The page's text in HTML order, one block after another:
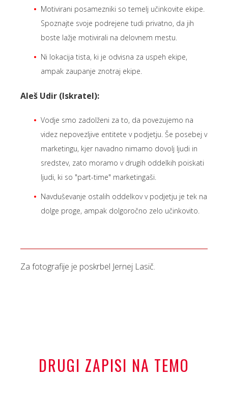
Motivirani posamezniki so temelj učinkovite ekipe.
Spoznajte svoje podrejene tudi privatno, da jih
boste lažje motivirali na delovnem mestu.
Ni lokacija tista, ki je odvisna za uspeh ekipe,
ampak zaupanje znotraj ekipe.
Aleš Udir (Iskratel):
Vodje smo zadolženi za to, da povezujemo na
videz nepovezljive entitete v podjetju. Še posebej v
marketingu, kjer navadno nimamo dovolj ljudi in
sredstev, zato moramo v drugih oddelkih poiskati
ljudi, ki so "part-time" marketingaši.
Navduševanje ostalih oddelkov v podjetju je tek na
dolge proge, ampak dolgoročno zelo učinkovito.
Za fotografije je poskrbel Jernej Lasič.
DRUGI ZAPISI NA TEMO